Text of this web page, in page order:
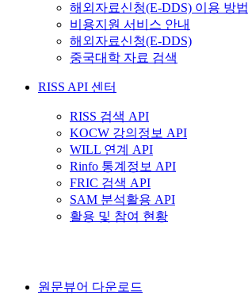
해외자료신청(E-DDS) 이용 방법
비용지원 서비스 안내
해외자료신청(E-DDS)
중국대학 자료 검색
RISS API 센터
RISS 검색 API
KOCW 강의정보 API
WILL 연계 API
Rinfo 통계정보 API
FRIC 검색 API
SAM 분석활용 API
활용 및 참여 현황
원문뷰어 다운로드